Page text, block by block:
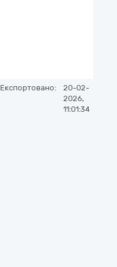
Експортовано:
20-02-
2026,
11:01:34